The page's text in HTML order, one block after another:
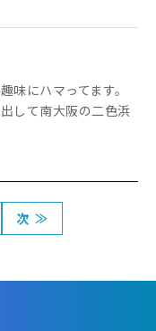
味にハマってます。
して南大阪の二色浜
次 ≫